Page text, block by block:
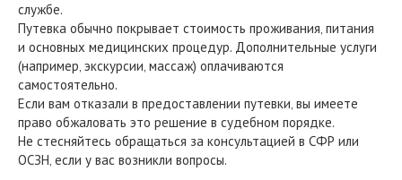
службе.
Путевка обычно покрывает стоимость проживания‚ питания
и основных медицинских процедур. Дополнительные услуги
(например‚ экскурсии‚ массаж) оплачиваются
самостоятельно.
Если вам отказали в предоставлении путевки‚ вы имеете
право обжаловать это решение в судебном порядке.
Не стесняйтесь обращаться за консультацией в СФР или
ОСЗН‚ если у вас возникли вопросы.